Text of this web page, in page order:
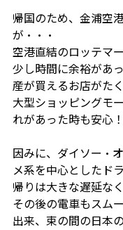
帰国のため、金浦空
が・・・
空港直結のロッテマ
少し時間に余裕があ
産が買えるお店がた
大型ショッピングモ
れがあった時も安心！
因みに、ダイソー・
メ系を中心としたド
帰りは大きな遅延な
その後の電車もスム
出来、束の間の日本